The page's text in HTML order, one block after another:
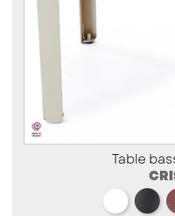
Table
blanc noir